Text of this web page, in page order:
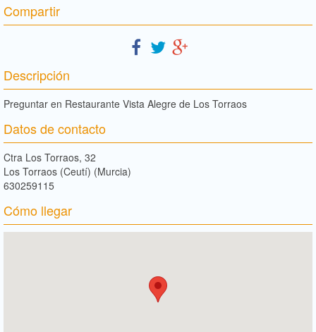
Compartir
Descripción
Preguntar en Restaurante Vista Alegre de Los Torraos
Datos de contacto
Ctra Los Torraos, 32
Los Torraos (Ceutí) (Murcia)
630259115
Cómo llegar